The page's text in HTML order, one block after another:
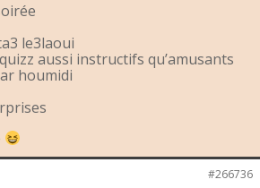
le3laoui
aussi instructifs qu’amusants
houmidi
#266736